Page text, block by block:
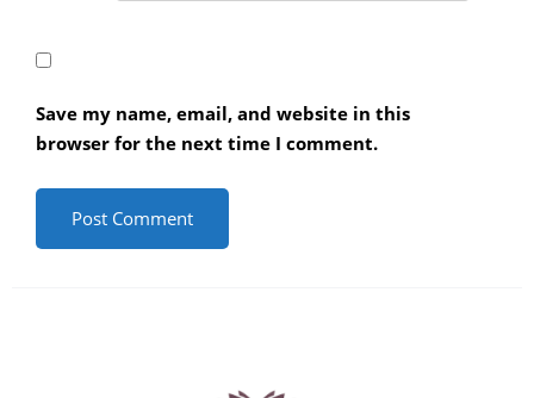
Save my name, email, and website in this
browser for the next time I comment.